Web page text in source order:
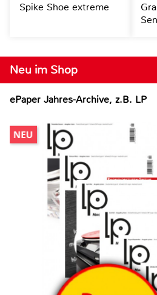
Neu im Shop
ePaper Jahres-Archive, z.B. LP
Spike Shoe extreme